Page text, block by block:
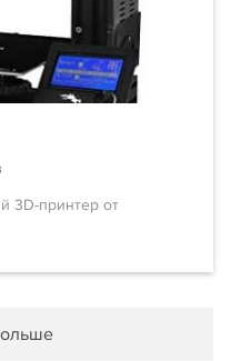
3D-принтер от